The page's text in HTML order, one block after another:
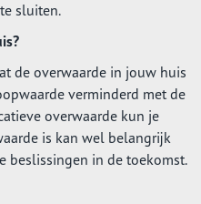
sluiten.
de overwaarde in jouw huis
verminderd met de
overwaarde kun je
is kan wel belangrijk
beslissingen in de toekomst.